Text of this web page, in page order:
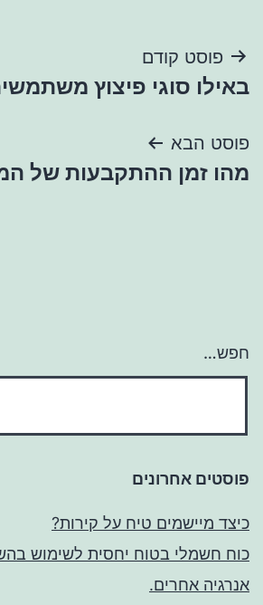
ניווט
פוסט קודם
באילו סוגי פיצוץ
פוסט הבא
מהו זמן ההתקבעות של
חפש…
פוסטים אחרונים
כיצד מיישמים טיח על קירות?
כוח חשמלי בטוח יחסית לשימוש
אנרגיה אחרים.